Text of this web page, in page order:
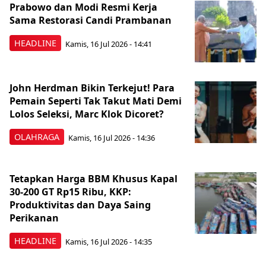
HEADLINE
Prabowo dan Modi Resmi Kerja
Sama Restorasi Candi Prambanan
Kamis, 16 Jul 2026 - 14:41
OLAHRAGA
John Herdman Bikin Terkejut! Para
Pemain Seperti Tak Takut Mati Demi
Lolos Seleksi, Marc Klok Dicoret?
Kamis, 16 Jul 2026 - 14:36
HEADLINE
Tetapkan Harga BBM Khusus Kapal
30-200 GT Rp15 Ribu, KKP:
Produktivitas dan Daya Saing
Perikanan
Kamis, 16 Jul 2026 - 14:35